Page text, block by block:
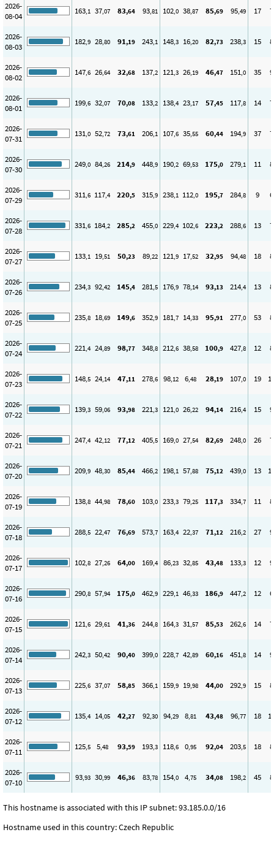
2026-
08-04
163,1 37,07 83,64 93,81 102,0 38,87 85,69 95,49 17 7
2026-
08-03
182,9 28,80 91,19 243,1 148,3 16,20 82,73 238,3 15 8
2026-
08-02
147,6 26,64 32,68 137,2 121,3 26,19 46,47 151,0 35 9
2026-
08-01
199,6 32,07 70,08 133,2 138,4 23,17 57,45 117,8 14 7
2026-
07-31
131,0 52,72 73,61 206,1 107,6 35,55 60,44 194,9 37 7
2026-
07-30
249,0 84,26 214,9 448,9 190,2 69,53 175,0 279,1 11 8
2026-
07-29
311,6 117,4 220,5 315,9 238,1 112,0 195,7 284,8 9 6
2026-
07-28
331,6 184,2 285,2 455,0 229,4 102,6 223,2 288,6 13 7
2026-
07-27
133,1 19,51 50,23 89,22 121,9 17,52 32,95 94,48 18 8
2026-
07-26
234,3 92,42 145,4 281,5 176,9 78,14 93,13 214,4 13 8
2026-
07-25
235,8 18,69 149,6 352,9 181,7 14,33 95,91 277,0 53 8
2026-
07-24
221,4 24,89 98,77 348,8 212,6 38,58 100,9 427,8 12 8
2026-
07-23
148,5 24,14 47,11 278,6 98,12 6,48 28,19 107,0 19
2026-
07-22
139,3 59,06 93,98 221,3 121,0 26,22 94,14 216,4 15 9
2026-
07-21
247,4 42,12 77,12 405,5 169,0 27,54 82,69 248,0 26 7
2026-
07-20
209,9 48,30 85,44 466,2 198,1 57,88 75,12 439,0 13
2026-
07-19
138,8 44,98 78,60 103,0 233,3 79,25 117,3 334,7 11 8
2026-
07-18
288,5 22,47 76,69 573,7 163,4 22,37 71,12 216,2 27 9
2026-
07-17
102,8 27,26 64,00 169,4 86,23 32,85 43,48 133,3 12 9
2026-
07-16
290,8 57,94 175,0 462,9 229,1 46,33 186,9 447,2 12 6
2026-
07-15
121,6 29,61 41,36 244,8 164,3 31,57 85,53 262,6 14 7
2026-
07-14
242,3 50,42 90,40 399,0 228,7 42,89 60,16 451,8 14 9
2026-
07-13
225,6 37,07 58,85 366,1 159,9 19,98 44,00 292,9 15 8
2026-
07-12
135,4 14,05 42,27 92,30 94,29 8,81 43,48 96,77 18
2026-
07-11
125,5 5,48 93,59 193,3 118,6 0,95 92,04 203,5 18 8
2026-
07-10
93,93 30,99 46,36 83,78 154,0 4,75 34,08 198,2 45 8
This hostname is associated with this IP subnet: 93.185.0.0/16
Hostname used in this country: Czech Republic